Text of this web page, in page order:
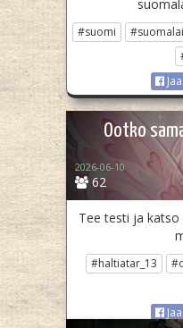
#suomi
Jaa
Ootko
62
2026-06-10
Tee testi ja
#haltiatar_13
Jaa